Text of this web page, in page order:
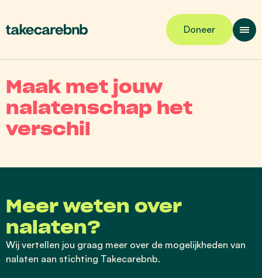
Doneer
Maak met jouw
nalatenschap het
verschil
Meer weten over
nalaten?
Wij vertellen jou graag meer over de mogelijkheden van
nalaten aan stichting Takecarebnb.